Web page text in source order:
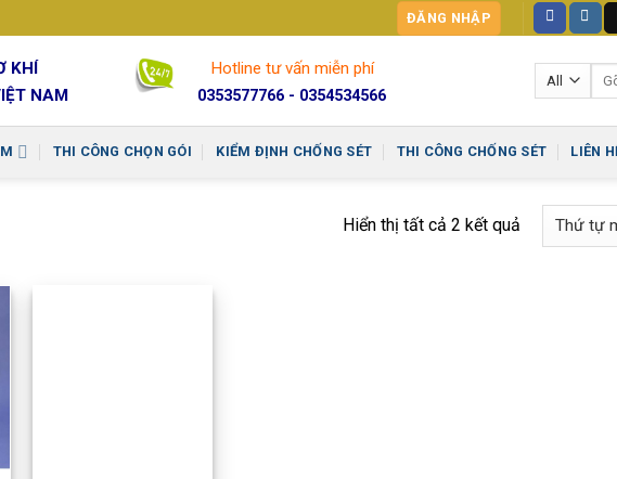
ĐĂNG NHẬP
KHÍ
NAM
Hotline tư vấn miễn phí
0353577766 - 0354534566
Tìm
THI CÔNG CHỌN GÓI KIỂM ĐỊNH CHỐNG SÉT THI CÔNG CHỐNG SÉT LIÊN
Hiển thị tất cả 2 kết quả